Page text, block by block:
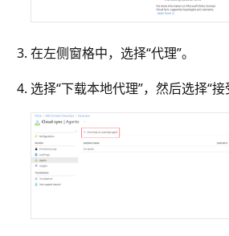
在左侧窗格中，选择“代理”。
选择“下载本地代理”，然后选择“接